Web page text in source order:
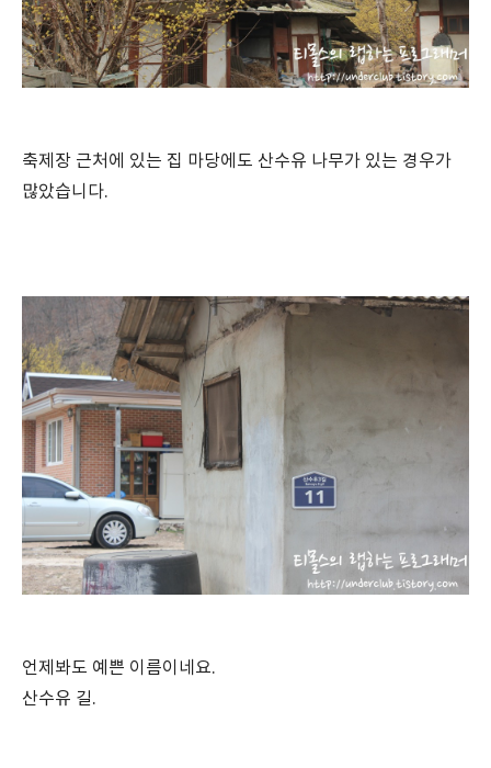
축제장 근처에 있는 집 마당에도 산수유 나무가 있는 경우가
많았습니다.
언제봐도 예쁜 이름이네요.
산수유 길.